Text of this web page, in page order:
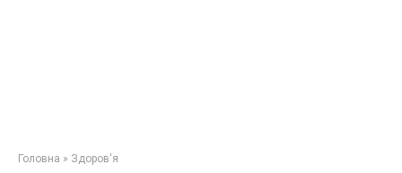
Головна » Здоров'я